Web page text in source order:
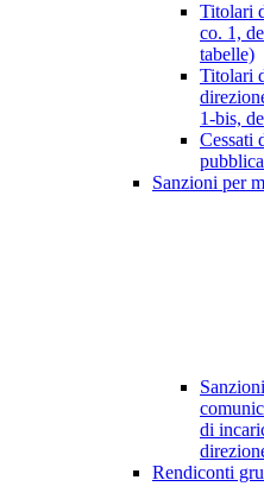
Titolari
co. 1,
tabelle)
Titolari
1-bis,
Cessati
Sanzioni per
di
Rendiconti